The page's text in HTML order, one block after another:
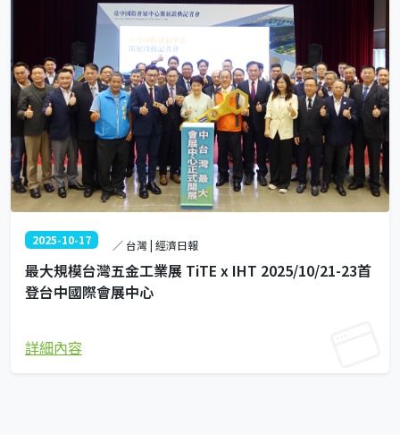
2025-10-17 ／ 台灣 | 經濟日報
最大規模台灣五金工業展 TiTE x IHT 2025/10/21-23首
登台中國際會展中心
詳細內容